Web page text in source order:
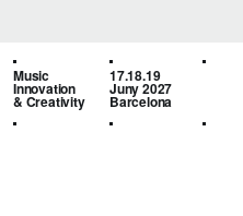
Music
Innovation
& Creativity
17.18.19
Juny 2027
Barcelona